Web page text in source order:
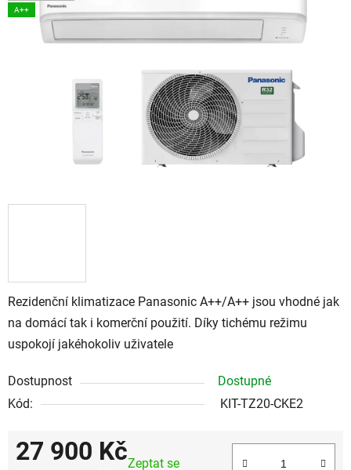
Rezidenční klimatizace Panasonic A++/A++ jsou vhodné jak
na domácí tak i komerční použití. Díky tichému režimu
uspokojí jakéhokoliv uživatele
Dostupnost
Dostupné
Kód:
KIT-TZ20-CKE2
27 900 KčZeptat se
A++